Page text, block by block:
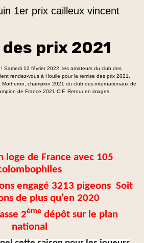
1er prix cailleux vincent
prix 2021
Samedi 12 février 2022, les amateurs du club des
rendez-vous à Houlle pour la remise des prix 2021.
Motheron, champion 2021 du club des internationaux de
de France 2021 CIF. Retour en images.
loge de France avec 105
engagé 3213 pigeons Soit
de plus qu’en 2020
2ème dépôt sur le plan
national